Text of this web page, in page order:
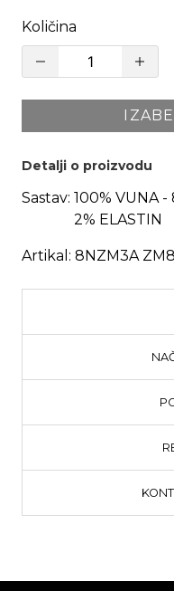
Količina
Detalji o proizvodu
Sastav: 100% VUNA -
2% ELASTIN
Artikal: 8NZM3A